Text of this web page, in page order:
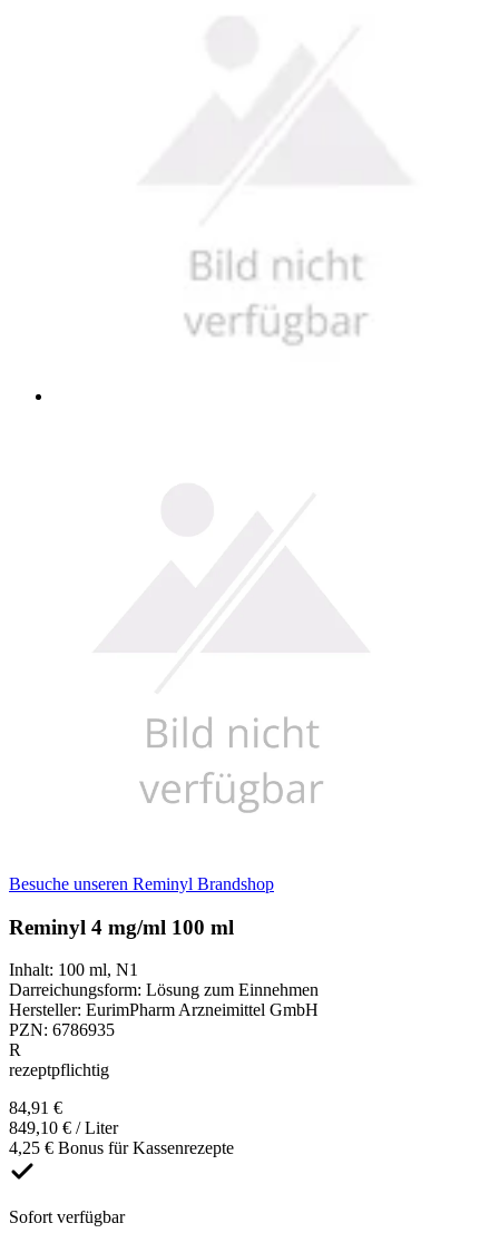
Besuche unseren Reminyl Brandshop
Reminyl 4 mg/ml 100 ml
Inhalt: 100 ml, N1
Darreichungsform: Lösung zum Einnehmen
Hersteller: EurimPharm Arzneimittel GmbH
PZN: 6786935
R
rezeptpflichtig
84,91 €
849,10 € / Liter
4,25 € Bonus für Kassenrezepte
Sofort verfügbar